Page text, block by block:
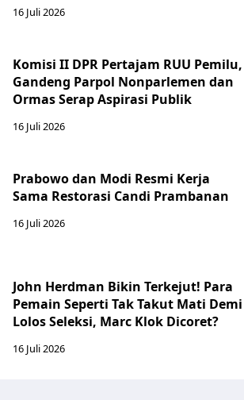
16 Juli 2026
Komisi II DPR Pertajam RUU Pemilu,
Gandeng Parpol Nonparlemen dan
Ormas Serap Aspirasi Publik
16 Juli 2026
Prabowo dan Modi Resmi Kerja
Sama Restorasi Candi Prambanan
16 Juli 2026
John Herdman Bikin Terkejut! Para
Pemain Seperti Tak Takut Mati Demi
Lolos Seleksi, Marc Klok Dicoret?
16 Juli 2026